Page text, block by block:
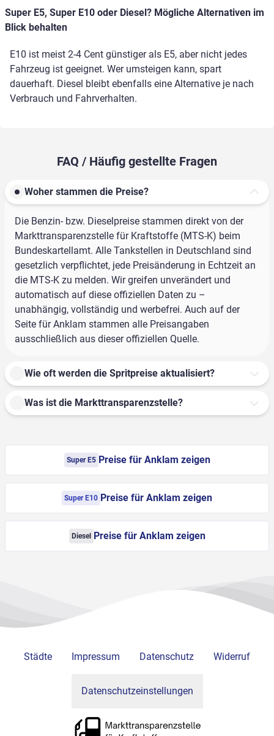
Super E5, Super E10 oder Diesel? Mögliche Alternativen im
Blick behalten
E10 ist meist 2-4 Cent günstiger als E5, aber nicht jedes
Fahrzeug ist geeignet. Wer umsteigen kann, spart
dauerhaft. Diesel bleibt ebenfalls eine Alternative je nach
Verbrauch und Fahrverhalten.
FAQ / Häufig gestellte Fragen
Woher stammen die Preise?
Die Benzin- bzw. Dieselpreise stammen direkt von der
Markttransparenzstelle für Kraftstoffe (MTS-K) beim
Bundeskartellamt. Alle Tankstellen in Deutschland sind
gesetzlich verpflichtet, jede Preisänderung in Echtzeit an
die MTS-K zu melden. Wir greifen unverändert und
automatisch auf diese offiziellen Daten zu –
unabhängig, vollständig und werbefrei. Auch auf der
Seite für Anklam stammen alle Preisangaben
ausschließlich aus dieser offiziellen Quelle.
Wie oft werden die Spritpreise aktualisiert?
Was ist die Markttransparenzstelle?
Super E5 Preise für Anklam zeigen
Super E10 Preise für Anklam zeigen
Diesel Preise für Anklam zeigen
Städte Impressum Datenschutz Widerruf
Datenschutzeinstellungen